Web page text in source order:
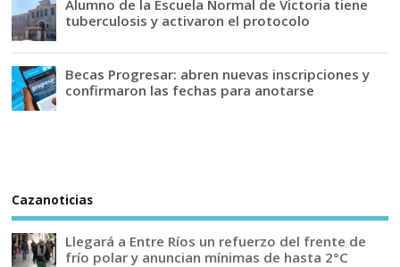
Alumno de la Escuela Normal de Victoria tiene
tuberculosis y activaron el protocolo
Becas Progresar: abren nuevas inscripciones y
confirmaron las fechas para anotarse
Cazanoticias
Llegará a Entre Ríos un refuerzo del frente de
frío polar y anuncian mínimas de hasta 2°C